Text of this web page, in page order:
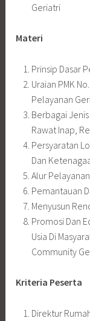
Geriatri
Materi
Prinsip Dasar
Uraian PMK
Pelayanan
Berbagai
Rawat Inap,
Persyaratan
Dan
Alur
Pemantauan
Menyusun
Promosi Dan
Usia Di
Community
Kriteria Peserta
Direktur